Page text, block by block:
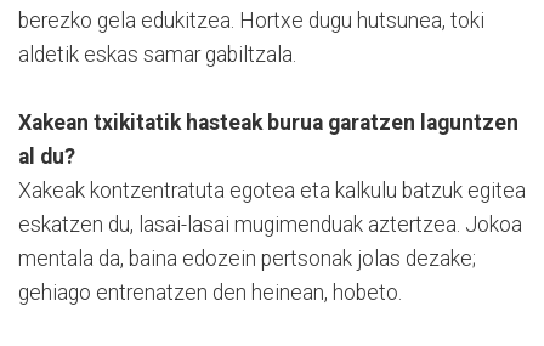
berezko gela edukitzea. Hortxe dugu hutsunea, toki
aldetik eskas samar gabiltzala.
Xakean txikitatik hasteak burua garatzen laguntzen
al du?
Xakeak kontzentratuta egotea eta kalkulu batzuk egitea
eskatzen du, lasai-lasai mugimenduak aztertzea. Jokoa
mentala da, baina edozein pertsonak jolas dezake;
gehiago entrenatzen den heinean, hobeto.